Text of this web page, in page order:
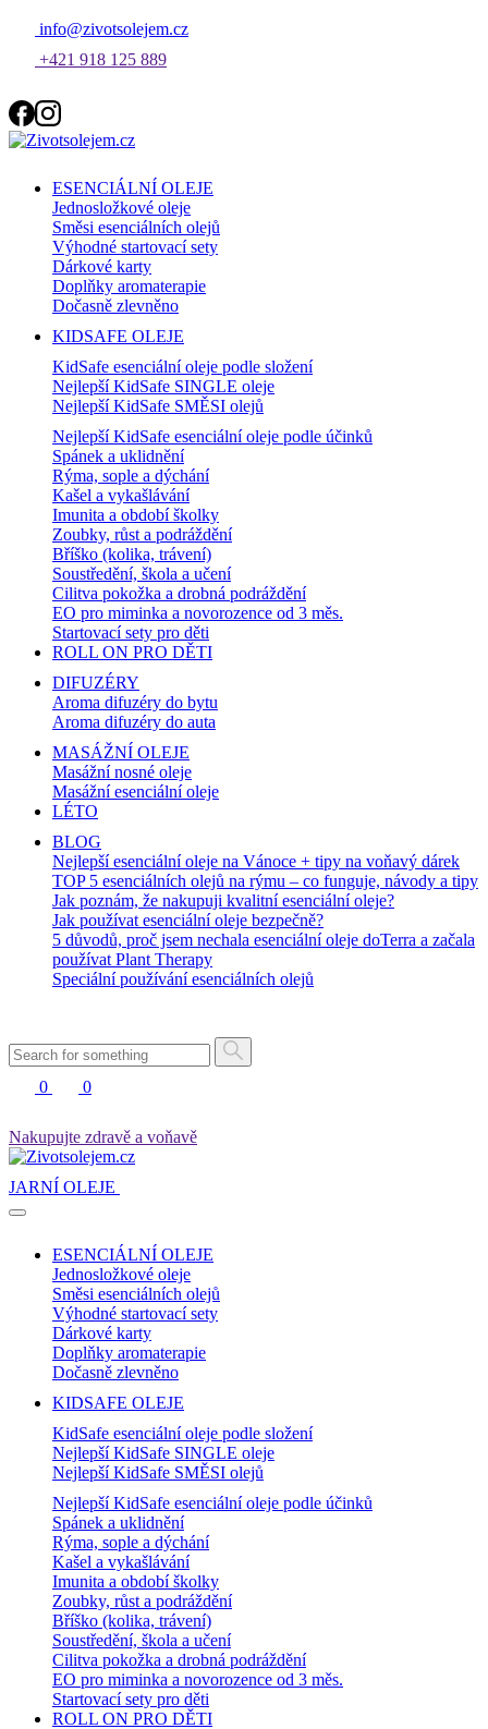
info@zivotsolejem.cz
+421 918 125 889
ESENCIÁLNÍ OLEJE
Jednosložkové oleje
Směsi esenciálních olejů
Výhodné startovací sety
Dárkové karty
Doplňky aromaterapie
Dočasně zlevněno
KIDSAFE OLEJE
KidSafe esenciální oleje podle složení
Nejlepší KidSafe SINGLE oleje
Nejlepší KidSafe SMĚSI olejů
Nejlepší KidSafe esenciální oleje podle účinků
Spánek a uklidnění
Rýma, sople a dýchání
Kašel a vykašlávání
Imunita a období školky
Zoubky, růst a podráždění
Bříško (kolika, trávení)
Soustředění, škola a učení
Cilitva pokožka a drobná podráždění
EO pro miminka a novorozence od 3 měs.
Startovací sety pro děti
ROLL ON PRO DĚTI
DIFUZÉRY
Aroma difuzéry do bytu
Aroma difuzéry do auta
MASÁŽNÍ OLEJE
Masážní nosné oleje
Masážní esenciální oleje
LÉTO
BLOG
Nejlepší esenciální oleje na Vánoce + tipy na voňavý dárek
TOP 5 esenciálních olejů na rýmu – co funguje, návody a tipy
Jak poznám, že nakupuji kvalitní esenciální oleje?
Jak používat esenciální oleje bezpečně?
5 důvodů, proč jsem nechala esenciální oleje doTerra a začala
používat Plant Therapy
Speciální používání esenciálních olejů
0 0
Nakupujte zdravě a voňavě
JARNÍ OLEJE
ESENCIÁLNÍ OLEJE
Jednosložkové oleje
Směsi esenciálních olejů
Výhodné startovací sety
Dárkové karty
Doplňky aromaterapie
Dočasně zlevněno
KIDSAFE OLEJE
KidSafe esenciální oleje podle složení
Nejlepší KidSafe SINGLE oleje
Nejlepší KidSafe SMĚSI olejů
Nejlepší KidSafe esenciální oleje podle účinků
Spánek a uklidnění
Rýma, sople a dýchání
Kašel a vykašlávání
Imunita a období školky
Zoubky, růst a podráždění
Bříško (kolika, trávení)
Soustředění, škola a učení
Cilitva pokožka a drobná podráždění
EO pro miminka a novorozence od 3 měs.
Startovací sety pro děti
ROLL ON PRO DĚTI